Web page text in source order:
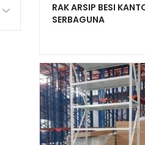
RAK ARSIP BESI
SERBAGUNA